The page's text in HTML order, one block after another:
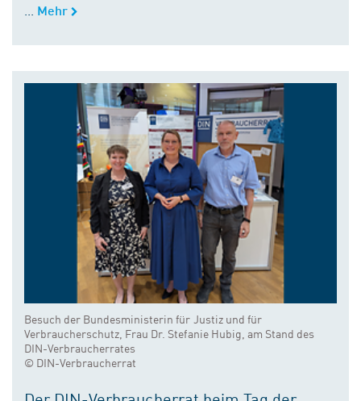
Mehr
Besuch der Bundesministerin für Justiz und für
Verbraucherschutz, Frau Dr. Stefanie Hubig, am Stand des
DIN-Verbraucherrates
© DIN-Verbraucherrat